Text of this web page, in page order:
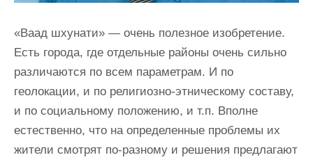
«Ваад шхунати» — очень полезное изобретение.
Есть города, где отдельные районы очень сильно
различаются по всем параметрам. И по
геолокации, и по религиозно-этническому составу,
и по социальному положению, и т.п. Вполне
естественно, что на определенные проблемы их
жители смотрят по-разному и решения предлагают